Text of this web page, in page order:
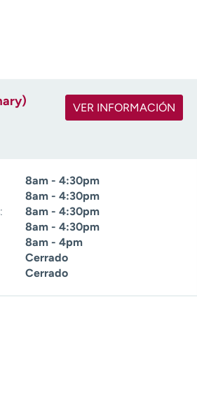
VER INFORMACIÓN
8am - 4:30pm
8am - 4:30pm
8am - 4:30pm
8am - 4:30pm
8am - 4pm
Cerrado
Cerrado